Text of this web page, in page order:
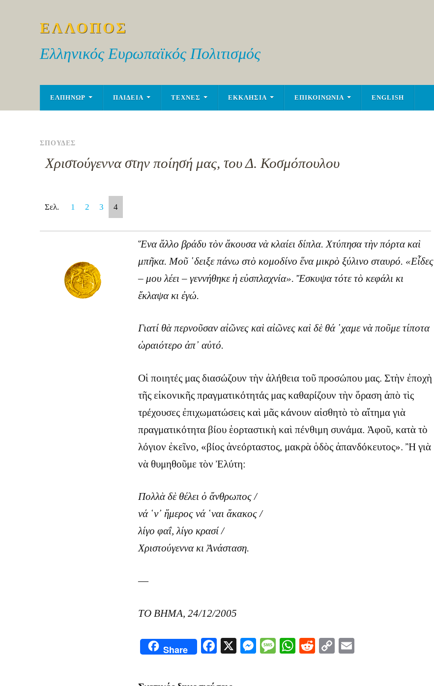
ΕΛΛΟΠΟΣ
Ελληνικός Ευρωπαϊκός Πολιτισμός
ΕΛΠΗΝΩΡ ΠΑΙΔΕΙΑ ΤΕΧΝΕΣ ΕΚΚΛΗΣΙΑ ΕΠΙΚΟΙΝΩΝΙΑ ENGLISH
ΣΠΟΥΔΕΣ
Χριστούγεννα στην ποίησή μας, του Δ. Κοσμόπουλου
Σελ. 1 2 3 4
Ἕνα ἄλλο βράδυ τὸν ἄκουσα νὰ κλαίει δίπλα. Χτύπησα τὴν πόρτα καὶ
μπῆκα. Μοῦ ῾δειξε πάνω στὸ κομοδίνο ἕνα μικρὸ ξύλινο σταυρό. «Εἶδες
– μου λέει – γεννήθηκε ἡ εὐσπλαχνία». Ἔσκυψα τότε τὸ κεφάλι κι
ἔκλαψα κι ἐγώ.
Γιατί θὰ περνοῦσαν αἰῶνες καὶ αἰῶνες καὶ δὲ θά ῾χαμε νὰ ποῦμε τίποτα
ὡραιότερο ἀπ᾿ αὐτό.
Οἱ ποιητές μας διασώζουν τὴν ἀλήθεια τοῦ προσώπου μας. Στὴν ἐποχὴ
τῆς εἰκονικῆς πραγματικότητάς μας καθαρίζουν τὴν ὅραση ἀπὸ τὶς
τρέχουσες ἐπιχωματώσεις καὶ μᾶς κάνουν αἰσθητὸ τὸ αἴτημα γιὰ
πραγματικότητα βίου ἑορταστικὴ καὶ πένθιμη συνάμα. Ἀφοῦ, κατὰ τὸ
λόγιον ἐκεῖνο, «βίος ἀνεόρταστος, μακρὰ ὁδὸς ἀπανδόκευτος». Ἢ γιὰ
νὰ θυμηθοῦμε τὸν Ἐλύτη:
Πολλὰ δὲ θέλει ὁ ἄνθρωπος /
νά ῾ν᾿ ἥμερος νά ῾ναι ἄκακος /
λίγο φαΐ, λίγο κρασί /
Χριστούγεννα κι Ἀνάσταση.
—
ΤΟ ΒΗΜΑ, 24/12/2005
Share Facebook
X Messenger
Message
WhatsApp
Reddit
CopyEmail